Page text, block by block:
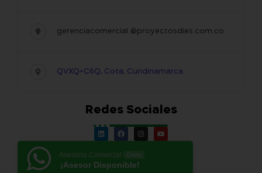
gerenciacomercial @proyectosdies.com.co
QVXQ+C6Q, Cota, Cundinamarca
Redes Sociales
Asesoría Comercial
¡Asesor Disponible!